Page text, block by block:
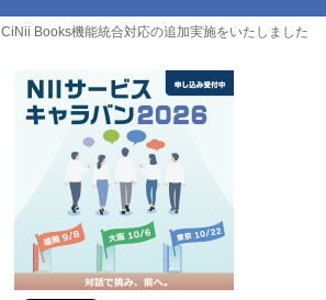
CiNii Books機能統合対応の追加実施をいたしました